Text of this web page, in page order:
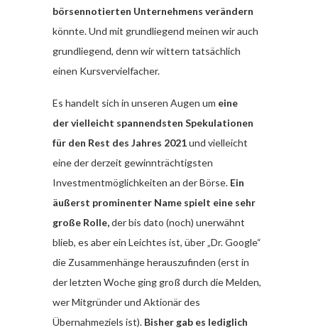
börsennotierten Unternehmens verändern
könnte. Und mit grundliegend meinen wir auch
grundliegend, denn wir wittern tatsächlich
einen Kursvervielfacher.
Es handelt sich in unseren Augen um eine
der vielleicht spannendsten Spekulationen
für den Rest des Jahres 2021und vielleicht
eine der derzeit gewinnträchtigsten
Investmentmöglichkeiten an der Börse. Ein
äußerst prominenter Name spielt eine sehr
große Rolle,der bis dato (noch) unerwähnt
blieb, es aber ein Leichtes ist, über „Dr. Google“
die Zusammenhänge herauszufinden (erst in
der letzten Woche ging groß durch die Melden,
wer Mitgründer und Aktionär des
Übernahmeziels ist). Bisher gab es lediglich